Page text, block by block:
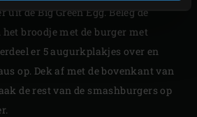
uit de Big Green Egg. Beleg de
broodje met de burger met
er 5 augurkplakjes over en
op. Dek af met de bovenkant van
de rest van de smashburgers op